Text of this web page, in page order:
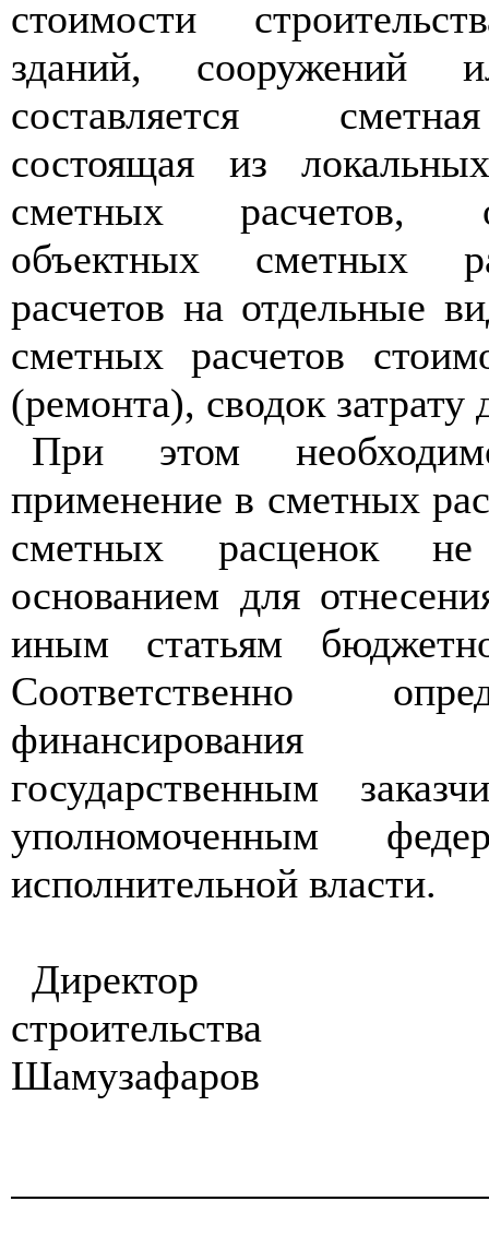
стоимости
зданий, сооружений
составляется
состоящая из
сметных расчетов,
объектных сметных
расчетов на отдельные
сметных расчетов
(ремонта), сводок затрату
При этом
применение в сметных
сметных расценок
основанием для
иным статьям
Соответственно
финансирования
государственным
уполномоченным
исполнительной власти.
Директор
строительства
Шамузафаров